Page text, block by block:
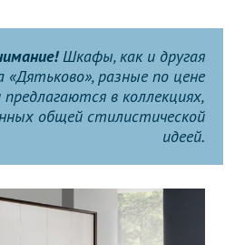
Шкафы, как и другая
«Дятьково», разные по цене
предлагаются в коллекциях,
общей стилистической
идеей.